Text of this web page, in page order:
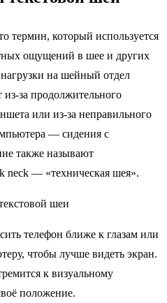
термин, который используется
ощущений в шее и других
нагрузки на шейный отдел
за продолжительного
или из-за неправильного
— сидения с
также называют
neck — «техническая шея».
шеи
телефон ближе к глазам или
чтобы лучше видеть экран.
к визуальному
положение.